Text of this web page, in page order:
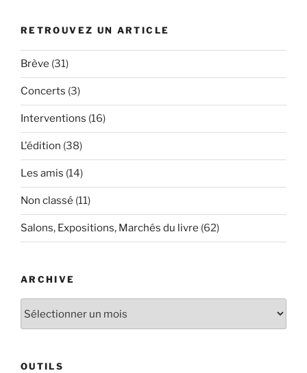
RETROUVEZ UN ARTICLE
Brève (31)
Concerts (3)
Interventions (16)
L'édition (38)
Les amis (14)
Non classé (11)
Salons, Expositions, Marchés du livre (62)
ARCHIVE
OUTILS